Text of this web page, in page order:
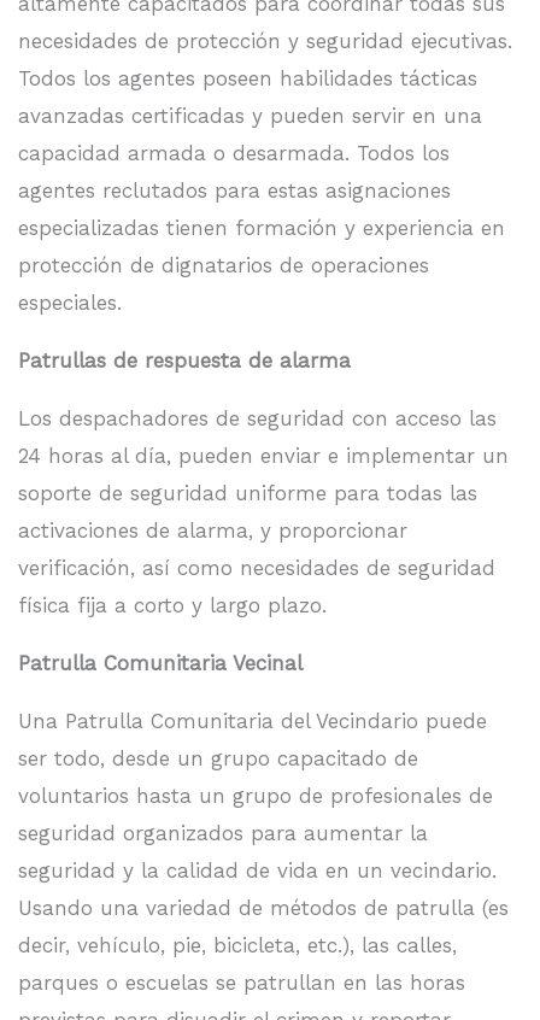
necesidades de protección y seguridad ejecutivas.
Todos los agentes poseen habilidades tácticas
avanzadas certificadas y pueden servir en una
capacidad armada o desarmada. Todos los
agentes reclutados para estas asignaciones
especializadas tienen formación y experiencia en
protección de dignatarios de operaciones
especiales.
Patrullas de respuesta de alarma
Los despachadores de seguridad con acceso las
24 horas al día, pueden enviar e implementar un
soporte de seguridad uniforme para todas las
activaciones de alarma, y proporcionar
verificación, así como necesidades de seguridad
física fija a corto y largo plazo.
Patrulla Comunitaria Vecinal
Una Patrulla Comunitaria del Vecindario puede
ser todo, desde un grupo capacitado de
voluntarios hasta un grupo de profesionales de
seguridad organizados para aumentar la
seguridad y la calidad de vida en un vecindario.
Usando una variedad de métodos de patrulla (es
decir, vehículo, pie, bicicleta, etc.), las calles,
parques o escuelas se patrullan en las horas